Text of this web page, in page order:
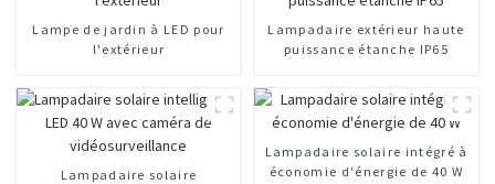
Lampe de jardin à LED pour
l'extérieur
Lampadaire extérieur haute
puissance étanche IP65
Lampadaire solaire
Lampadaire solaire intégré à
économie d'énergie de 40 W